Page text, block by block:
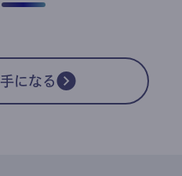
になる